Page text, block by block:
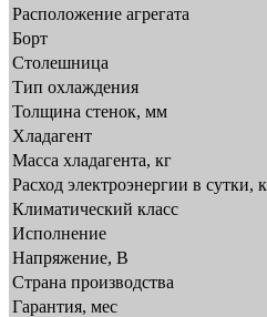
Расположение агрегата
Борт
Столешница
Тип охлаждения
Толщина стенок, мм
Хладагент
Масса хладагента, кг
Расход электроэнергии в сутки,
Климатический класс
Исполнение
Напряжение, В
Страна производства
Гарантия, мес